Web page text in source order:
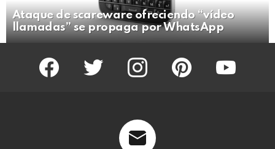
Ataque de scareware ofreciendo “vídeo
llamadas” se propaga por WhatsApp
facebook twitter instagram pinterest youtube